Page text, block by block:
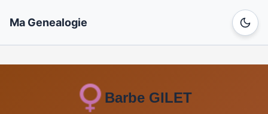
Ma Genealogie
Barbe GILET